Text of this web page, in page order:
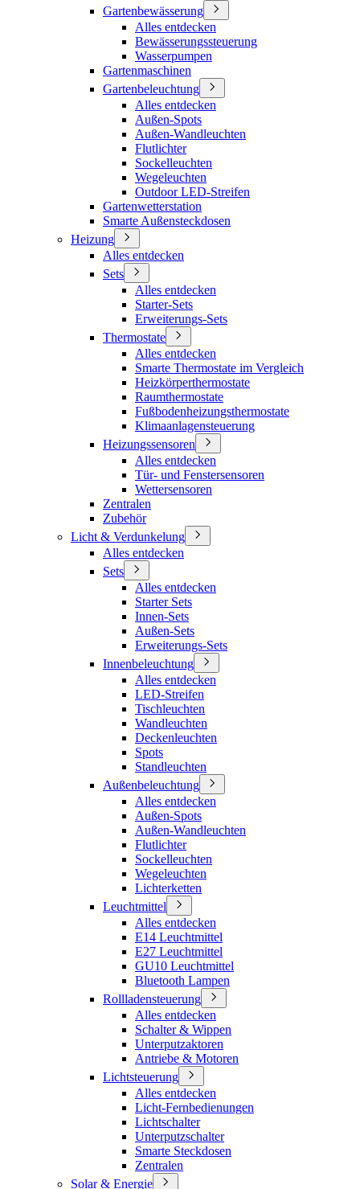
Gartenbewässerung
Alles entdecken
Bewässerungssteuerung
Wasserpumpen
Gartenmaschinen
Gartenbeleuchtung
Alles entdecken
Außen-Spots
Außen-Wandleuchten
Flutlichter
Sockelleuchten
Wegeleuchten
Outdoor LED-Streifen
Gartenwetterstation
Smarte Außensteckdosen
Heizung
Alles entdecken
Sets
Alles entdecken
Starter-Sets
Erweiterungs-Sets
Thermostate
Alles entdecken
Smarte Thermostate im Vergleich
Heizkörperthermostate
Raumthermostate
Fußbodenheizungsthermostate
Klimaanlagensteuerung
Heizungssensoren
Alles entdecken
Tür- und Fenstersensoren
Wettersensoren
Zentralen
Zubehör
Licht & Verdunkelung
Alles entdecken
Sets
Alles entdecken
Starter Sets
Innen-Sets
Außen-Sets
Erweiterungs-Sets
Innenbeleuchtung
Alles entdecken
LED-Streifen
Tischleuchten
Wandleuchten
Deckenleuchten
Spots
Standleuchten
Außenbeleuchtung
Alles entdecken
Außen-Spots
Außen-Wandleuchten
Flutlichter
Sockelleuchten
Wegeleuchten
Lichterketten
Leuchtmittel
Alles entdecken
E14 Leuchtmittel
E27 Leuchtmittel
GU10 Leuchtmittel
Bluetooth Lampen
Rollladensteuerung
Alles entdecken
Schalter & Wippen
Unterputzaktoren
Antriebe & Motoren
Lichtsteuerung
Alles entdecken
Licht-Fernbedienungen
Lichtschalter
Unterputzschalter
Smarte Steckdosen
Zentralen
Solar & Energie